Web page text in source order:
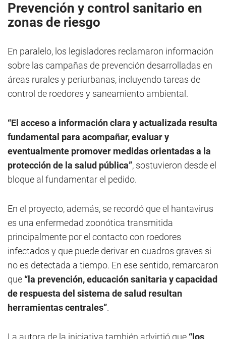
Prevención y control sanitario en
zonas de riesgo
En paralelo, los legisladores reclamaron información
sobre las campañas de prevención desarrolladas en
áreas rurales y periurbanas, incluyendo tareas de
control de roedores y saneamiento ambiental.
“El acceso a información clara y actualizada resulta
fundamental para acompañar, evaluar y
eventualmente promover medidas orientadas a la
protección de la salud pública”, sostuvieron desde el
bloque al fundamentar el pedido.
En el proyecto, además, se recordó que el hantavirus
es una enfermedad zoonótica transmitida
principalmente por el contacto con roedores
infectados y que puede derivar en cuadros graves si
no es detectada a tiempo. En ese sentido, remarcaron
que “la prevención, educación sanitaria y capacidad
de respuesta del sistema de salud resultan
herramientas centrales”.
La autora de la iniciativa también advirtió que “los